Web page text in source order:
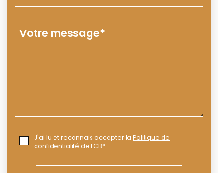
J'ai lu et reconnais accepter la Politique de
confidentialité de LCB*